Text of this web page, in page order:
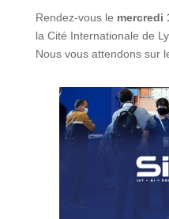
Rendez-vous le mercredi
la Cité Internationale de
Nous vous attendons sur